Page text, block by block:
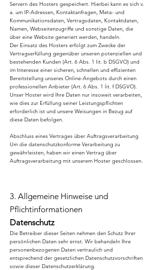
Servern des Hosters gespeichert. Hierbei kann es sich v.
a. um IP-Adressen, Kontaktanfragen, Meta- und
Kommunikationsdaten, Vertragsdaten, Kontaktdaten,
Namen, Webseitenzugriffe und sonstige Daten, die
über eine Website generiert werden, handeln.
Der Einsatz des Hosters erfolgt zum Zwecke der
Vertragserfüllung gegenüber unseren potenziellen und
bestehenden Kunden (Art. 6 Abs. 1 lit. b DSGVO) und
im Interesse einer sicheren, schnellen und effizienten
Bereitstellung unseres Online-Angebots durch einen
professionellen Anbieter (Art. 6 Abs. 1 lit. f DSGVO).
Unser Hoster wird Ihre Daten nur insoweit verarbeiten,
wie dies zur Erfüllung seiner Leistungspflichten
erforderlich ist und unsere Weisungen in Bezug auf
diese Daten befolgen.
Abschluss eines Vertrages über Auftragsverarbeitung
Um die datenschutzkonforme Verarbeitung zu
gewährleisten, haben wir einen Vertrag über
Auftragsverarbeitung mit unserem Hoster geschlossen.
3. Allgemeine Hinweise und
Pflichtinformationen
Datenschutz
Die Betreiber dieser Seiten nehmen den Schutz Ihrer
persönlichen Daten sehr ernst. Wir behandeln Ihre
personenbezogenen Daten vertraulich und
entsprechend der gesetzlichen Datenschutzvorschriften
sowie dieser Datenschutzerklärung.